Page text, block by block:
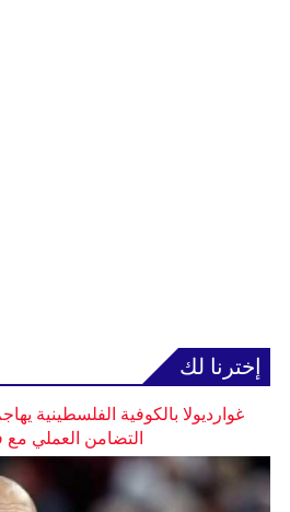
إخترنا لك
غوارديولا بالكوفية الفلسطينية
التضامن العملي